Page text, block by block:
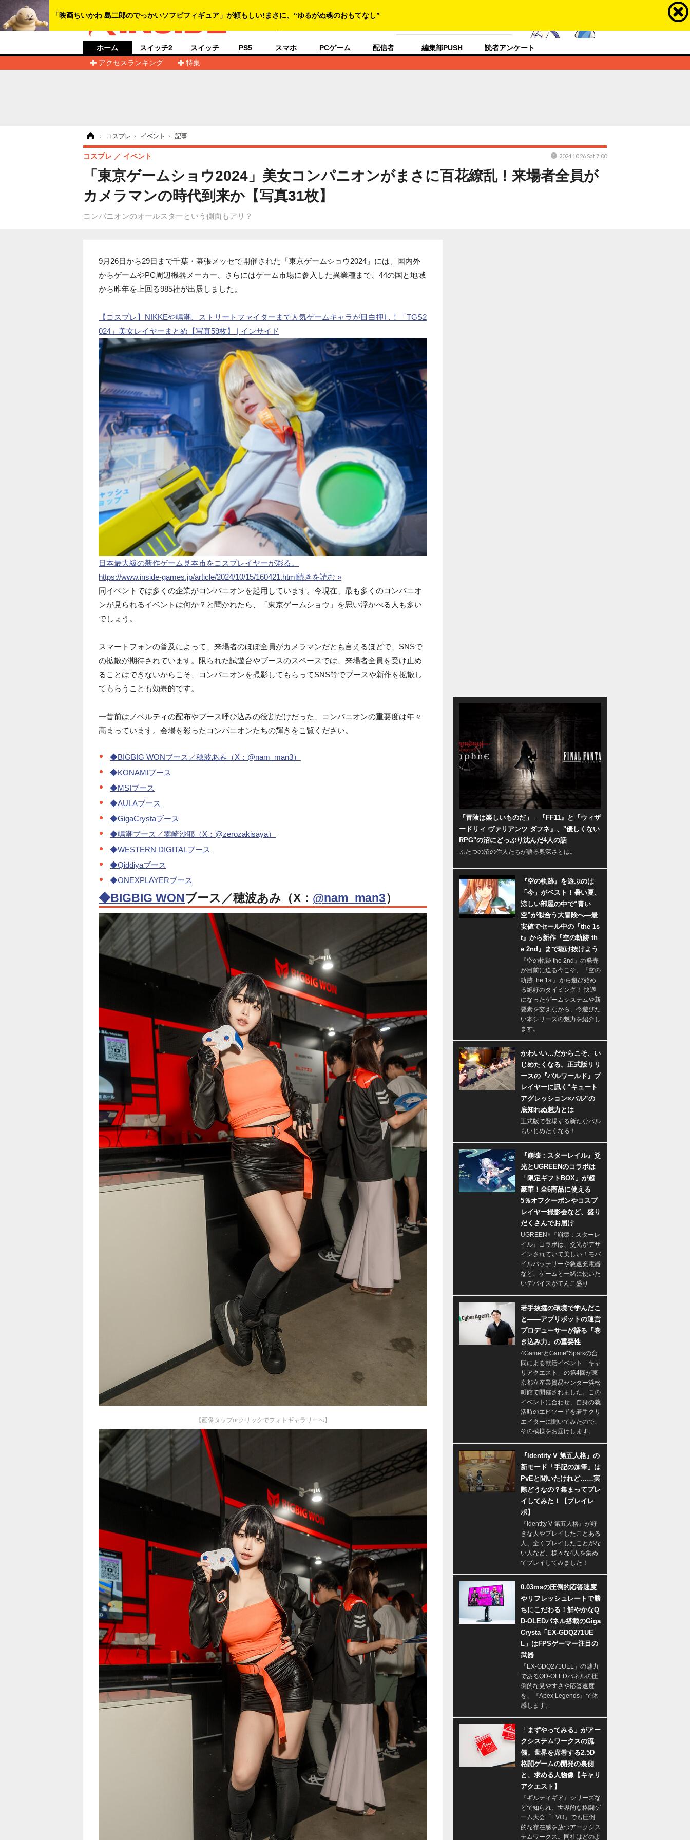
ホーム
アクセスランキング
特集
スイッチ2 スイッチ PS5 スマホ PCゲーム 配信者 編集部PUSH 読者アンケート
› コスプレ › イベント › 記事
「東京ゲームショウ2024」美女コンパニオンがまさに百花繚乱！来場者全員が
カメラマンの時代到来か【写真31枚】
コンパニオンのオールスターという側面もアリ？
コスプレ イベント 2024.10.26 Sat 7:00
9月26日から29日まで千葉・幕張メッセで開催された「東京ゲームショウ2024」には、国内外
からゲームやPC周辺機器メーカー、さらにはゲーム市場に参入した異業種まで、44の国と地域
から昨年を上回る985社が出展しました。
【コスプレ】NIKKEや鳴潮、ストリートファイターまで人気ゲームキャラが目白押し！「TGS2
024」美女レイヤーまとめ【写真59枚】 | インサイド
日本最大級の新作ゲーム見本市をコスプレイヤーが彩る。
https://www.inside-games.jp/article/2024/10/15/160421.html続きを読む »
同イベントでは多くの企業がコンパニオンを起用しています。今現在、最も多くのコンパニオ
ンが見られるイベントは何か？と聞かれたら、「東京ゲームショウ」を思い浮かべる人も多い
でしょう。
スマートフォンの普及によって、来場者のほぼ全員がカメラマンだとも言えるほどで、SNSで
の拡散が期待されています。限られた試遊台やブースのスペースでは、来場者全員を受け止め
ることはできないからこそ、コンパニオンを撮影してもらってSNS等でブースや新作を拡散し
てもらうことも効果的です。
一昔前はノベルティの配布やブース呼び込みの役割だけだった、コンパニオンの重要度は年々
高まっています。会場を彩ったコンパニオンたちの輝きをご覧ください。
◆BIGBIG WONブース／穂波あみ（X：@nam_man3）
◆KONAMIブース
◆MSIブース
◆AULAブース
◆GigaCrystaブース
◆鳴潮ブース／零崎沙耶（X：@zerozakisaya）
◆WESTERN DIGITALブース
◆Qiddiyaブース
◆ONEXPLAYERブース
◆BIGBIG WONブース／穂波あみ（X： @nam_man3）
【画像タップorクリックでフォトギャラリーへ】
「冒険は楽しいものだ」 ─『FF11』と『ウィザ
ードリィ ヴァリアンツ ダフネ』、"優しくない
RPG"の沼にどっぷり沈んだ4人の話
ふたつの沼の住人たちが語る奥深さとは。
『空の軌跡』を遊ぶのは
「今」がベスト！暑い夏、
涼しい部屋の中で“青い
空”が似合う大冒険へ―最
安値でセール中の『the 1s
t』から新作『空の軌跡 th
e 2nd』まで駆け抜けよう
『空の軌跡 the 2nd』の発売
が目前に迫る今こそ、『空の
軌跡 the 1st』から遊び始め
る絶好のタイミング！ 快適
になったゲームシステムや新
要素を交えながら、今遊びた
い本シリーズの魅力を紹介し
ます。
かわいい…だからこそ、い
じめたくなる。正式版リリ
ースの『パルワールド』プ
レイヤーに訊く“キュート
アグレッション×パル”の
底知れぬ魅力とは
正式版で登場する新たなパル
もいじめたくなる！
『崩壊：スターレイル』爻
光とUGREENのコラボは
「限定ギフトBOX」が超
豪華！全6商品に使える
5％オフクーポンやコスプ
レイヤー撮影会など、盛り
だくさんでお届け
UGREEN×『崩壊：スターレ
イル』コラボは、爻光がデザ
インされていて美しい！モバ
イルバッテリーや急速充電器
など、ゲームと一緒に使いた
いデバイスがてんこ盛り
若手抜擢の環境で学んだこ
と――アプリボットの運営
プロデューサーが語る「巻
き込み力」の重要性
4GamerとGame*Sparkの合
同による就活イベント「キャ
リアクエスト」の第4回が東
京都立産業貿易センター浜松
町館で開催されました。この
イベントに合わせ、自身の就
活時のエピソードを若手クリ
エイターに聞いてみたので、
その模様をお届けします。
『Identity V 第五人格』の
新モード「手記の加筆」は
PvEと聞いたけれど……実
際どうなの？集まってプレ
イしてみた！【プレイレ
ポ】
『Identity V 第五人格』が好
きな人やプレイしたことある
人、全くプレイしたことがな
い人など、様々な4人を集め
てプレイしてみました！
0.03msの圧倒的応答速度
やリフレッシュレートで勝
ちにこだわる！鮮やかなQ
D-OLEDパネル搭載のGiga
Crysta「EX-GDQ271UE
L」はFPSゲーマー注目の
武器
「EX-GDQ271UEL」の魅力
であるQD-OLEDパネルの圧
倒的な見やすさや応答速度
を、『Apex Legends』で体
感します。
「まずやってみる」がアー
クシステムワークスの流
儀。世界を席巻する2.5D
格闘ゲームの開発の裏側
と、求める人物像【キャリ
アクエスト】
『ギルティギア』シリーズな
どで知られ、世界的な格闘ゲ
ーム大会「EVO」でも圧倒
的な存在感を放つアークシス
テムワークス。同社はどのよ